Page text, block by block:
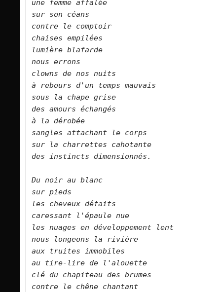
une femme affalée
sur son céans
contre le comptoir
chaises empilées
lumière blafarde
nous errons
clowns de nos nuits
à rebours d'un temps mauvais
sous la chape grise
des amours échangés
à la dérobée
sangles attachant le corps
sur la charrettes cahotante
des instincts dimensionnés.
Du noir au blanc
sur pieds
les cheveux défaits
caressant l'épaule nue
les nuages en développement lent
nous longeons la rivière
aux truites immobiles
au tire-lire de l'alouette
clé du chapiteau des brumes
contre le chêne chantant